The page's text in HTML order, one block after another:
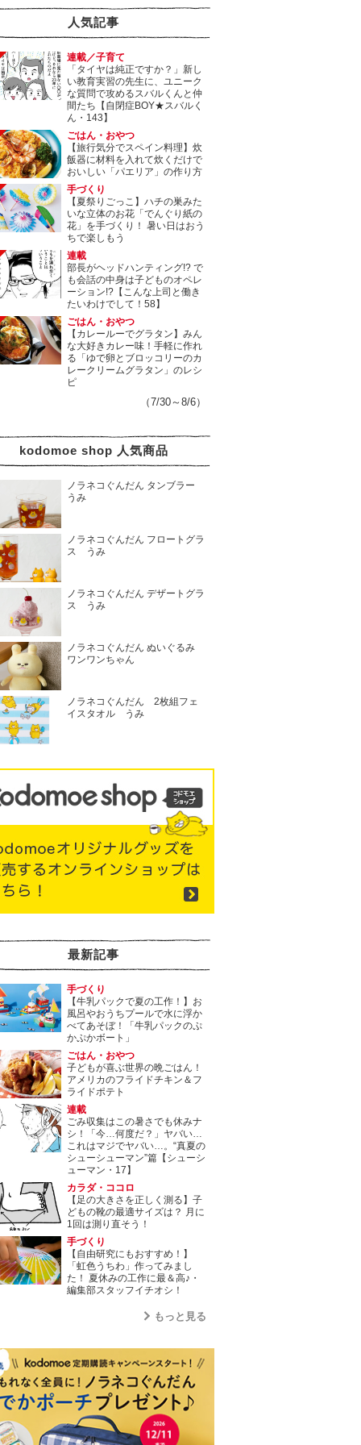
人気記事
連載／子育て
「タイヤは純正ですか？」新し
い教育実習の先生に、ユニーク
な質問で攻めるスバルくんと仲
間たち【自閉症BOY★スバルく
ん・143】
ごはん・おやつ
【旅行気分でスペイン料理】炊
飯器に材料を入れて炊くだけで
おいしい「パエリア」の作り方
手づくり
【夏祭りごっこ】ハチの巣みた
いな立体のお花「でんぐり紙の
花」を手づくり！ 暑い日はおう
ちで楽しもう
連載
部長がヘッドハンティング!? で
も会話の中身は子どものオペレ
ーション!?【こんな上司と働き
たいわけでして！58】
ごはん・おやつ
【カレールーでグラタン】みん
な大好きカレー味！手軽に作れ
る「ゆで卵とブロッコリーのカ
レークリームグラタン」のレシ
ピ
（7/30～8/6）
kodomoe shop 人気商品
ノラネコぐんだん タンブラー
うみ
ノラネコぐんだん フロートグラ
ス うみ
ノラネコぐんだん デザートグラ
ス うみ
ノラネコぐんだん ぬいぐるみ
ワンワンちゃん
ノラネコぐんだん 2枚組フェ
イスタオル うみ
最新記事
手づくり
【牛乳パックで夏の工作！】お
風呂やおうちプールで水に浮か
べてあそぼ！「牛乳パックのぷ
かぷかボート」
ごはん・おやつ
子どもが喜ぶ世界の晩ごはん！
アメリカのフライドチキン＆フ
ライドポテト
連載
ごみ収集はこの暑さでも休みナ
シ！「今…何度だ？」ヤバい…
これはマジでヤバい…。“真夏の
シューシューマン”篇【シューシ
ューマン・17】
カラダ・ココロ
【足の大きさを正しく測る】子
どもの靴の最適サイズは？ 月に
1回は測り直そう！
手づくり
【自由研究にもおすすめ！】
「虹色うちわ」作ってみまし
た！ 夏休みの工作に最＆高♪・
編集部スタッフイチオシ！
もっと見る